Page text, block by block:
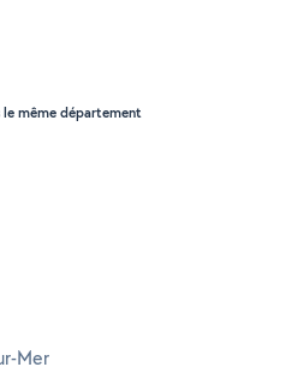
même département
Mer